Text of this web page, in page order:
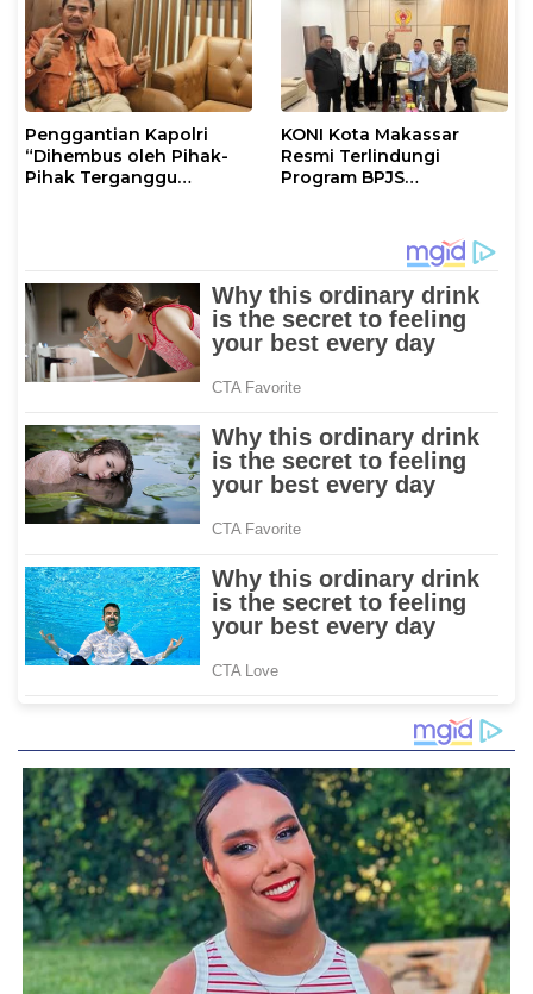
Penggantian Kapolri
“Dihembus oleh Pihak-
Pihak Terganggu
KONI Kota Makassar
Resmi Terlindungi
Program BPJS